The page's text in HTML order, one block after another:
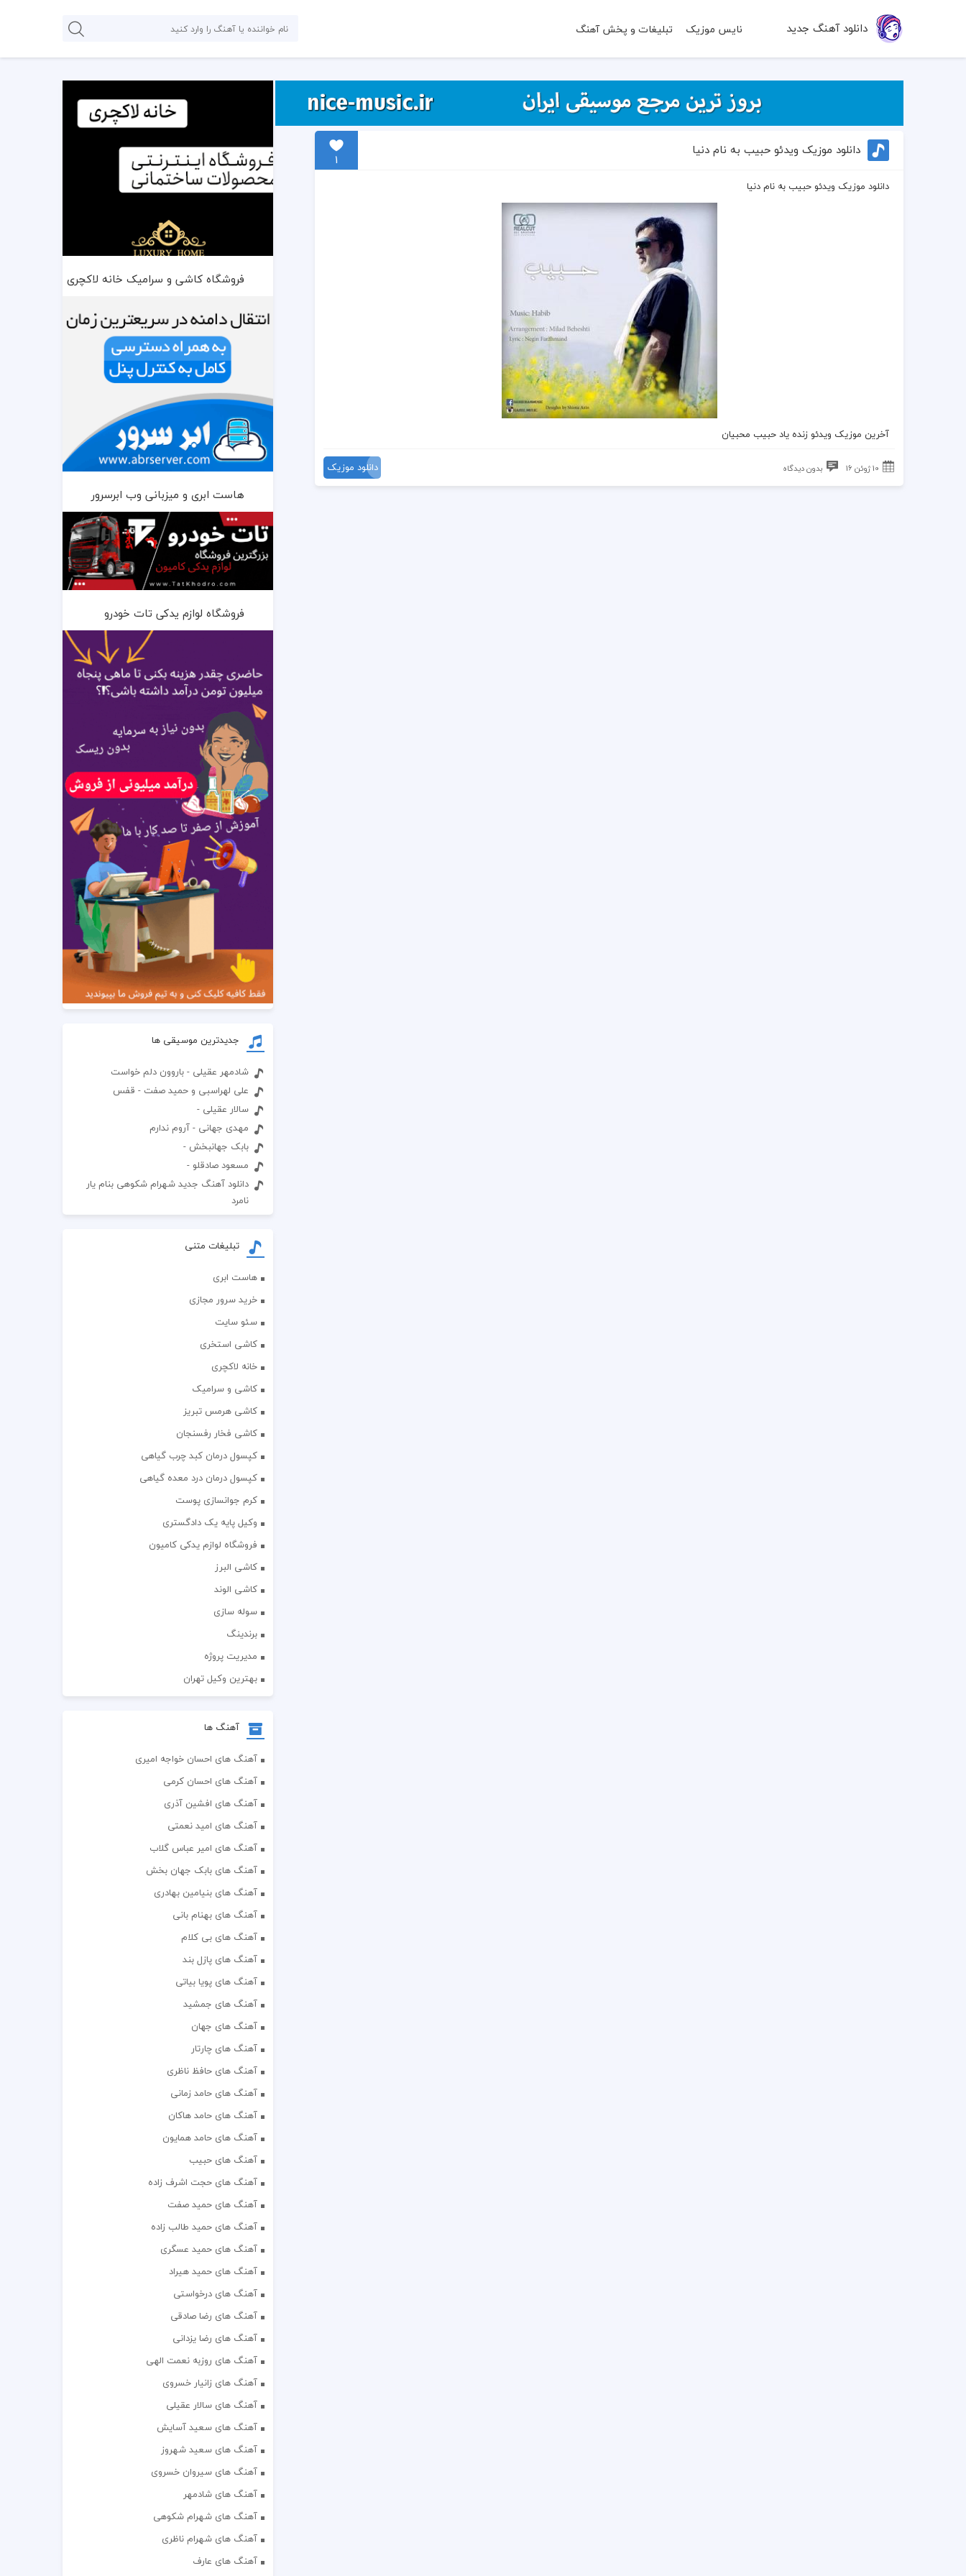
دانلود آهنگ جدید نایس موزیک تبلیغات و پخش آهنگ
دانلود موزیک ویدئو حبیب به نام دنیا
1
دانلود موزیک ویدئو حبیب به نام دنیا
آخرین موزیک ویدئو زنده یاد حبیب محبیان
10 ژوئن 16 بدون دیدگاه دانلود موزیک
فروشگاه کاشی و سرامیک خانه لاکچری
هاست ابری و میزبانی وب ابرسرور
فروشگاه لوازم یدکی تات خودرو
جدیدترین موسیقی ها
شادمهر عقیلی - باروون دلم خواست
علی لهراسبی و حمید صفت - قفس
سالار عقیلی -
مهدی جهانی - آروم ندارم
بابک جهانبخش -
مسعود صادقلو -
دانلود آهنگ جدید شهرام شکوهی بنام یار
نامرد
تبلیغات متنی
هاست ابری
خرید سرور مجازی
سئو سایت
کاشی استخری
خانه لاکچری
کاشی و سرامیک
کاشی هرمس تبریز
کاشی فخار رفسنجان
کپسول درمان کبد چرب گیاهی
کپسول درمان درد معده گیاهی
کرم جوانسازی پوست
وکیل پایه یک دادگستری
فروشگاه لوازم یدکی کامیون
کاشی البرز
کاشی الوند
سوله سازی
برندینگ
مدیریت پروژه
بهترین وکیل تهران
آهنگ ها
آهنگ های احسان خواجه امیری
آهنگ های احسان کرمی
آهنگ های افشین آذری
آهنگ های امید نعمتی
آهنگ های امیر عباس گلاب
آهنگ های بابک جهان بخش
آهنگ های بنیامین بهادری
آهنگ های بهنام بانی
آهنگ های بی کلام
آهنگ های پازل بند
آهنگ های پویا بیاتی
آهنگ های جمشید
آهنگ های جهان
آهنگ های چارتار
آهنگ های حافظ ناظری
آهنگ های حامد زمانی
آهنگ های حامد هاکان
آهنگ های حامد همایون
آهنگ های حبیب
آهنگ های حجت اشرف زاده
آهنگ های حمید صفت
آهنگ های حمید طالب زاده
آهنگ های حمید عسگری
آهنگ های حمید هیراد
آهنگ های درخواستی
آهنگ های رضا صادقی
آهنگ های رضا یزدانی
آهنگ های روزبه نعمت الهی
آهنگ های زانیار خسروی
آهنگ های سالار عقیلی
آهنگ های سعید آسایش
آهنگ های سعید شهروز
آهنگ های سیروان خسروی
آهنگ های شادمهر
آهنگ های شهرام شکوهی
آهنگ های شهرام ناظری
آهنگ های عارف